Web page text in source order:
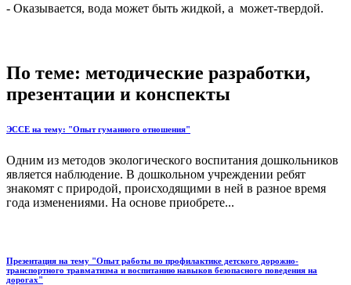
- Оказывается, вода может быть жидкой, а может-твердой.
По теме: методические разработки,
презентации и конспекты
ЭССЕ на тему: "Опыт гуманного отношения"
Одним из методов экологического воспитания дошкольников
является наблюдение. В дошкольном учреждении ребят
знакомят с природой, происходящими в ней в разное время
года изменениями. На основе приобрете...
Презентация на тему "Опыт работы по профилактике детского дорожно-
транспортного травматизма и воспитанию навыков безопасного поведения на
дорогах"